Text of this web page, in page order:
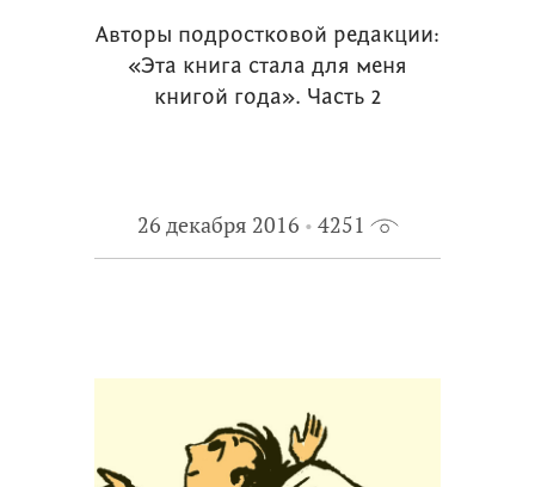
Авторы подростковой редакции:
«Эта книга стала для меня
книгой года». Часть 2
26 декабря 2016 4251